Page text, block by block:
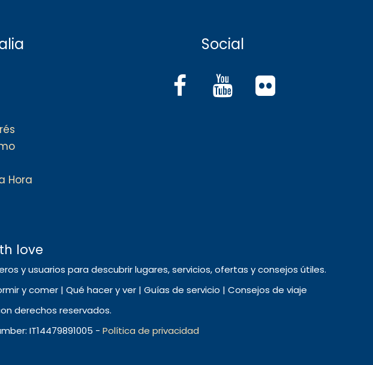
Hora
Social
love
y usuarios para descubrir lugares, servicios, ofertas y consejos útiles.
y comer | Qué hacer y ver | Guías de servicio | Consejos de viaje
derechos reservados.
IT14479891005 - Política de privacidad